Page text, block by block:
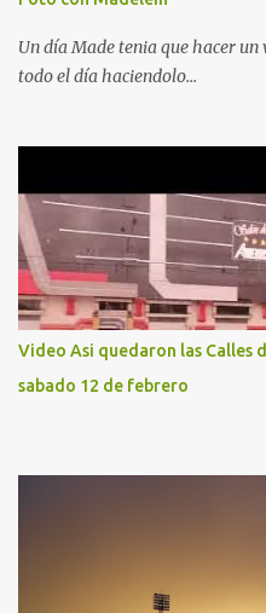
Un día Made tenia que hacer un
todo el día haciendolo...
Video Asi quedaron las Calles
sabado 12 de febrero